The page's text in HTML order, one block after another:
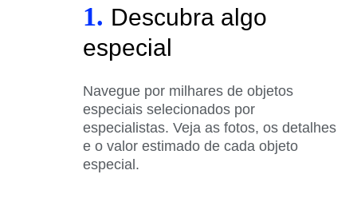
1. Descubra algo
especial
Navegue por milhares de objetos
especiais selecionados por
especialistas. Veja as fotos, os detalhes
e o valor estimado de cada objeto
especial.